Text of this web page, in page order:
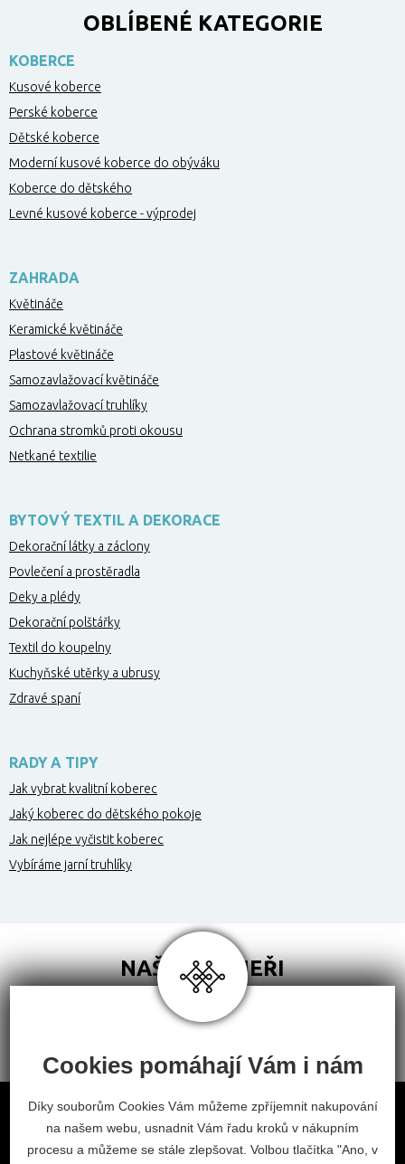
OBLÍBENÉ KATEGORIE
KOBERCE
Kusové koberce
Perské koberce
Dětské koberce
Moderní kusové koberce do obýváku
Koberce do dětského
Levné kusové koberce - výprodej
ZAHRADA
Květináče
Keramické květináče
Plastové květináče
Samozavlažovací květináče
Samozavlažovací truhlíky
Ochrana stromků proti okousu
Netkané textilie
BYTOVÝ TEXTIL A DEKORACE
Dekorační látky a záclony
Povlečení a prostěradla
Deky a plédy
Dekorační polštářky
Textil do koupelny
Kuchyňské utěrky a ubrusy
Zdravé spaní
RADY A TIPY
Jak vybrat kvalitní koberec
Jaký koberec do dětského pokoje
Jak nejlépe vyčistit koberec
Vybíráme jarní truhlíky
NAŠI PARTNEŘI
Obchodní podmínky
Odstoupení od smlouvy
Nastavení cookies
Cookies pomáhají Vám i nám
Díky souborům Cookies Vám můžeme zpříjemnit nakupování
na našem webu, usnadnit Vám řadu kroků v nákupním
procesu a můžeme se stále zlepšovat. Volbou tlačítka "Ano, v